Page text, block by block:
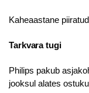
Kaheaastane
Tarkvara tugi
Philips pakub
jooksul alates